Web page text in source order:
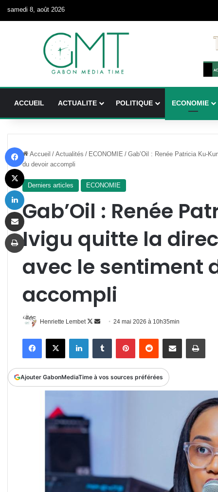
samedi 8, août 2026
ACCUEIL ACTUALITE POLITIQUE ECONOMIE
Accueil / Actualités / ECONOMIE / Gab’Oil : Renée Patricia Ku-
du devoir accompli
Derniers articles ECONOMIE
Gab’Oil : Renée
Ivigu quitte la
avec le sentiment
accompli
Henriette Lembet
Follow
Envoyer
courriel
24 mai 2026 à 10h35min
FacebookX LinkedinTumblr PinterestReddit Partager par email
Ajouter GabonMediaTime à vos sources préférées
X
Linkedin
Partager par email
Imprimer